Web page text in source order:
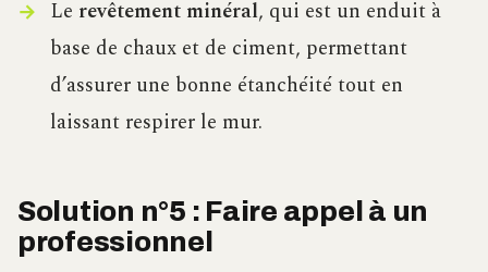
Le revêtement minéral, qui est un enduit à
base de chaux et de ciment, permettant
d’assurer une bonne étanchéité tout en
laissant respirer le mur.
Solution n°5 : Faire appel à un
professionnel